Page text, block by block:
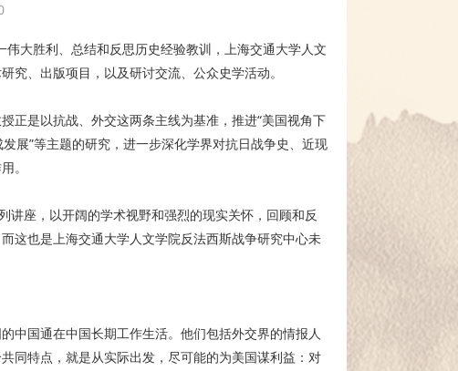
大胜利、总结和反思历史经验教训，上海交通大学人文
究、出版项目，以及研讨交流、公众史学活动。
正是以抗战、外交这两条主线为基准，推进“美国视角下
展”等主题的研究，进一步深化学界对抗日战争史、近现
。
讲座，以开阔的学术视野和强烈的现实关怀，回顾和反
这也是上海交通大学人文学院反法西斯战争研究中心未
中国通在中国长期工作生活。他们包括外交界的情报人
同特点，就是从实际出发，尽可能的为美国谋利益：对